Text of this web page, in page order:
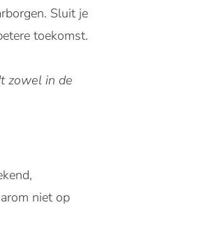
Sluit je
toekomst.
zowel in de
niet op